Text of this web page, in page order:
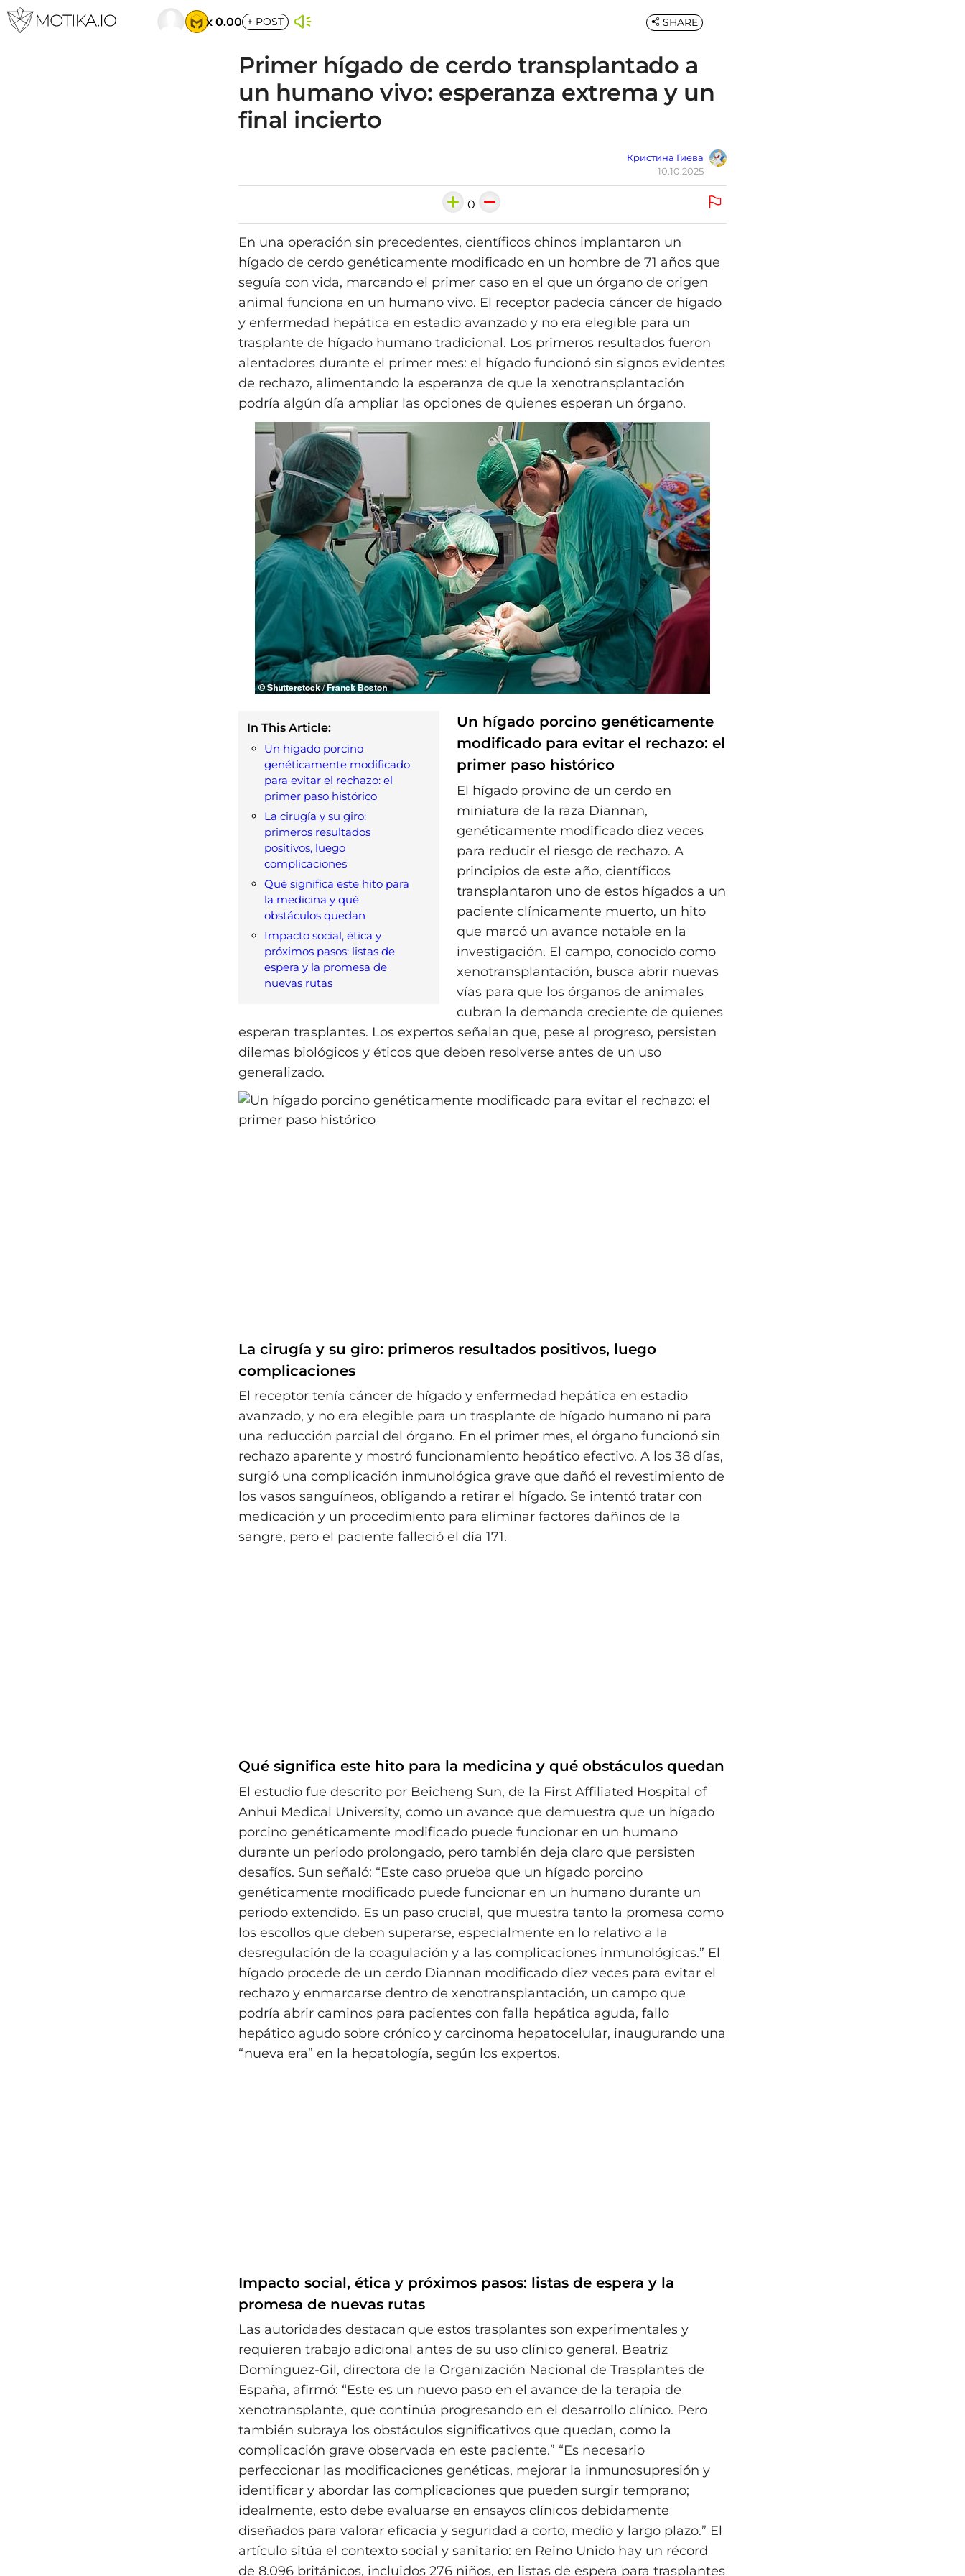
x 0.00 + POST
Primer hígado de cerdo transplantado a
un humano vivo: esperanza extrema y un
final incierto
Кристина Гиева
10.10.2025
SHARE
0
En una operación sin precedentes, científicos chinos implantaron un
hígado de cerdo genéticamente modificado en un hombre de 71 años que
seguía con vida, marcando el primer caso en el que un órgano de origen
animal funciona en un humano vivo. El receptor padecía cáncer de hígado
y enfermedad hepática en estadio avanzado y no era elegible para un
trasplante de hígado humano tradicional. Los primeros resultados fueron
alentadores durante el primer mes: el hígado funcionó sin signos evidentes
de rechazo, alimentando la esperanza de que la xenotransplantación
podría algún día ampliar las opciones de quienes esperan un órgano.
In This Article:
Un hígado porcino
genéticamente modificado
para evitar el rechazo: el
primer paso histórico
La cirugía y su giro:
primeros resultados
positivos, luego
complicaciones
Qué significa este hito para
la medicina y qué
obstáculos quedan
Impacto social, ética y
próximos pasos: listas de
espera y la promesa de
nuevas rutas
Un hígado porcino genéticamente
modificado para evitar el rechazo: el
primer paso histórico
El hígado provino de un cerdo en
miniatura de la raza Diannan,
genéticamente modificado diez veces
para reducir el riesgo de rechazo. A
principios de este año, científicos
transplantaron uno de estos hígados a un
paciente clínicamente muerto, un hito
que marcó un avance notable en la
investigación. El campo, conocido como
xenotransplantación, busca abrir nuevas
vías para que los órganos de animales
cubran la demanda creciente de quienes
esperan trasplantes. Los expertos señalan que, pese al progreso, persisten
dilemas biológicos y éticos que deben resolverse antes de un uso
generalizado.
La cirugía y su giro: primeros resultados positivos, luego
complicaciones
El receptor tenía cáncer de hígado y enfermedad hepática en estadio
avanzado, y no era elegible para un trasplante de hígado humano ni para
una reducción parcial del órgano. En el primer mes, el órgano funcionó sin
rechazo aparente y mostró funcionamiento hepático efectivo. A los 38 días,
surgió una complicación inmunológica grave que dañó el revestimiento de
los vasos sanguíneos, obligando a retirar el hígado. Se intentó tratar con
medicación y un procedimiento para eliminar factores dañinos de la
sangre, pero el paciente falleció el día 171.
Qué significa este hito para la medicina y qué obstáculos quedan
El estudio fue descrito por Beicheng Sun, de la First Affiliated Hospital of
Anhui Medical University, como un avance que demuestra que un hígado
porcino genéticamente modificado puede funcionar en un humano
durante un periodo prolongado, pero también deja claro que persisten
desafíos. Sun señaló: “Este caso prueba que un hígado porcino
genéticamente modificado puede funcionar en un humano durante un
periodo extendido. Es un paso crucial, que muestra tanto la promesa como
los escollos que deben superarse, especialmente en lo relativo a la
desregulación de la coagulación y a las complicaciones inmunológicas.” El
hígado procede de un cerdo Diannan modificado diez veces para evitar el
rechazo y enmarcarse dentro de xenotransplantación, un campo que
podría abrir caminos para pacientes con falla hepática aguda, fallo
hepático agudo sobre crónico y carcinoma hepatocelular, inaugurando una
“nueva era” en la hepatología, según los expertos.
Impacto social, ética y próximos pasos: listas de espera y la
promesa de nuevas rutas
Las autoridades destacan que estos trasplantes son experimentales y
requieren trabajo adicional antes de su uso clínico general. Beatriz
Domínguez-Gil, directora de la Organización Nacional de Trasplantes de
España, afirmó: “Este es un nuevo paso en el avance de la terapia de
xenotransplante, que continúa progresando en el desarrollo clínico. Pero
también subraya los obstáculos significativos que quedan, como la
complicación grave observada en este paciente.” “Es necesario
perfeccionar las modificaciones genéticas, mejorar la inmunosupresión y
identificar y abordar las complicaciones que pueden surgir temprano;
idealmente, esto debe evaluarse en ensayos clínicos debidamente
diseñados para valorar eficacia y seguridad a corto, medio y largo plazo.” El
artículo sitúa el contexto social y sanitario: en Reino Unido hay un récord
de 8.096 británicos, incluidos 276 niños, en listas de espera para trasplantes